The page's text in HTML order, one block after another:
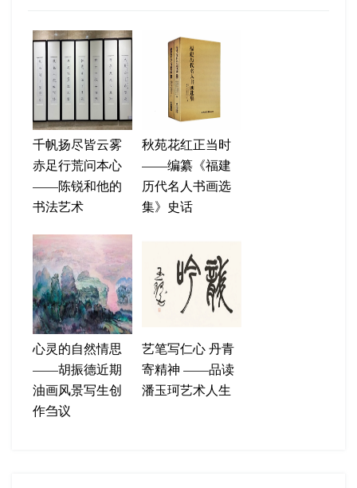
千帆扬尽皆云雾
赤足行荒问本心
——陈锐和他的
书法艺术
秋苑花红正当时
——编纂《福建
历代名人书画选
集》史话
心灵的自然情思
——胡振德近期
油画风景写生创
作刍议
艺笔写仁心 丹青
寄精神 ——品读
潘玉珂艺术人生